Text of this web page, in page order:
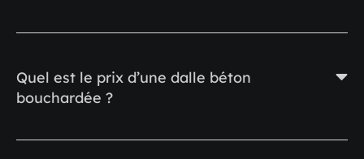
Quel est le prix d’une dalle béton
bouchardée ?